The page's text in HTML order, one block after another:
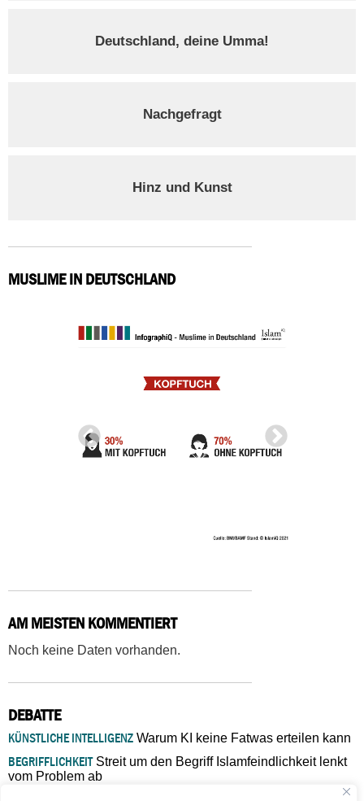
Deutschland, deine Umma!
Nachgefragt
Hinz und Kunst
MUSLIME IN DEUTSCHLAND
AM MEISTEN KOMMENTIERT
Noch keine Daten vorhanden.
DEBATTE
KÜNSTLICHE INTELLIGENZ Warum KI keine Fatwas erteilen kann
BEGRIFFLICHKEITStreit um den Begriff Islamfeindlichkeit lenkt
vom Problem ab